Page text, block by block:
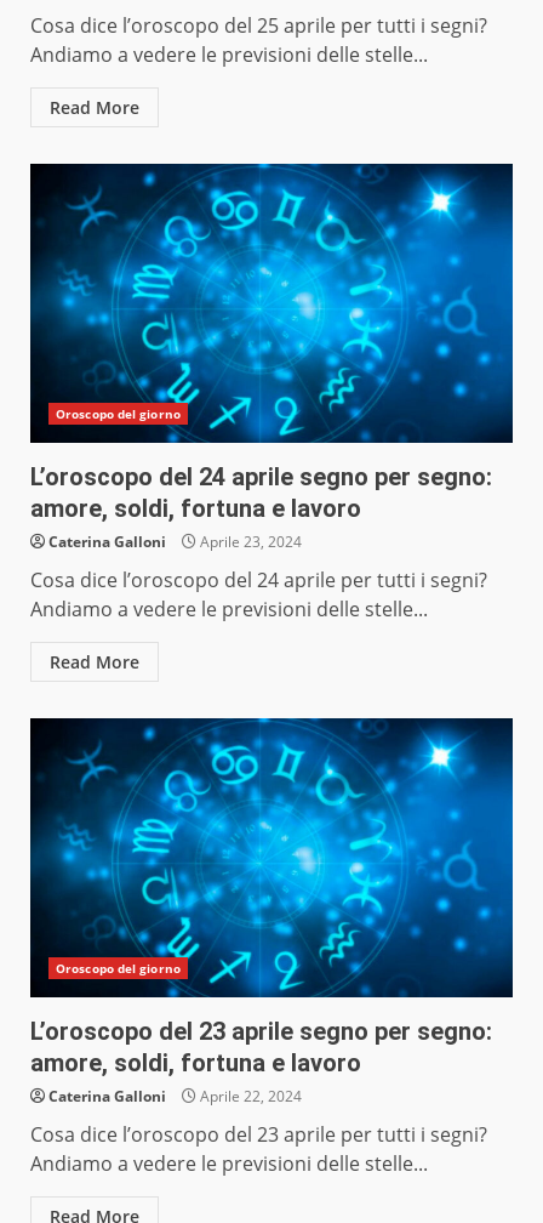
Cosa dice l’oroscopo del 25 aprile per tutti i segni?
Andiamo a vedere le previsioni delle stelle...
Read More
Oroscopo del giorno
L’oroscopo del 24 aprile segno per segno:
amore, soldi, fortuna e lavoro
Caterina Galloni Aprile 23, 2024
Cosa dice l’oroscopo del 24 aprile per tutti i segni?
Andiamo a vedere le previsioni delle stelle...
Read More
Oroscopo del giorno
L’oroscopo del 23 aprile segno per segno:
amore, soldi, fortuna e lavoro
Caterina Galloni Aprile 22, 2024
Cosa dice l’oroscopo del 23 aprile per tutti i segni?
Andiamo a vedere le previsioni delle stelle...
Read More